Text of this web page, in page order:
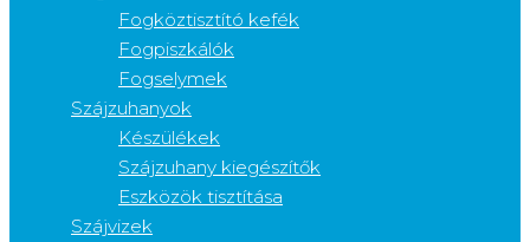
Fogköztisztító kefék
Fogpiszkálók
Fogselymek
Szájzuhanyok
Készülékek
Szájzuhany kiegészítők
Eszközök tisztítása
Szájvizek